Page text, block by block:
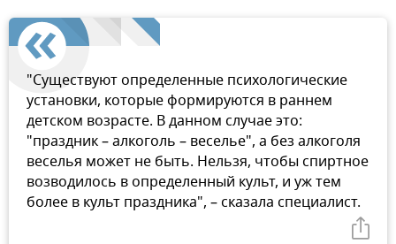
"Существуют определенные психологические
установки, которые формируются в раннем
детском возрасте. В данном случае это:
"праздник – алкоголь – веселье", а без алкоголя
веселья может не быть. Нельзя, чтобы спиртное
возводилось в определенный культ, и уж тем
более в культ праздника", – сказала специалист.